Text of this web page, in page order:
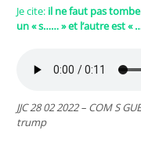
Je cite: il ne faut pas
un « s…… » et l’autre est «
JJC 28 02 2022 – COM S
trump